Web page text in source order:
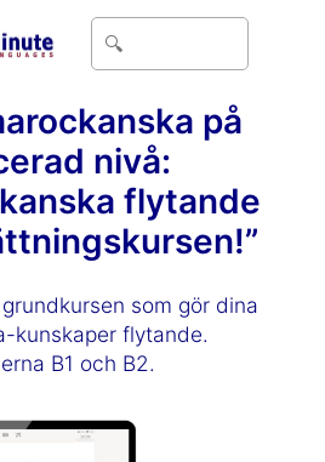
på
nivå:
flytande
som gör dina
kunskaper flytande.
B1 och B2.